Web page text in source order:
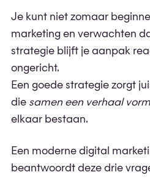
Je kunt niet zomaar
marketing en verwachten
strategie blijft je aanpak
ongericht.
Een goede strategie zorgt
die samen een verhaal
elkaar bestaan.
Een moderne digital
beantwoordt deze drie